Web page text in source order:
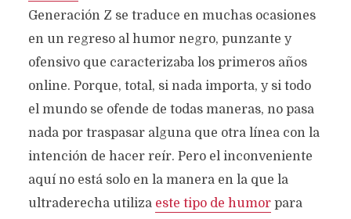
Generación Z se traduce en muchas ocasiones
en un regreso al humor negro, punzante y
ofensivo que caracterizaba los primeros años
online. Porque, total, si nada importa, y si todo
el mundo se ofende de todas maneras, no pasa
nada por traspasar alguna que otra línea con la
intención de hacer reír. Pero el inconveniente
aquí no está solo en la manera en la que la
ultraderecha utiliza este tipo de humorpara